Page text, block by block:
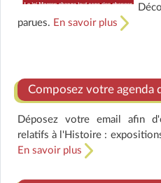
parues. En savoir plus
Composez votre agenda
Déposez votre email afin
relatifs à l'Histoire :
En savoir plus